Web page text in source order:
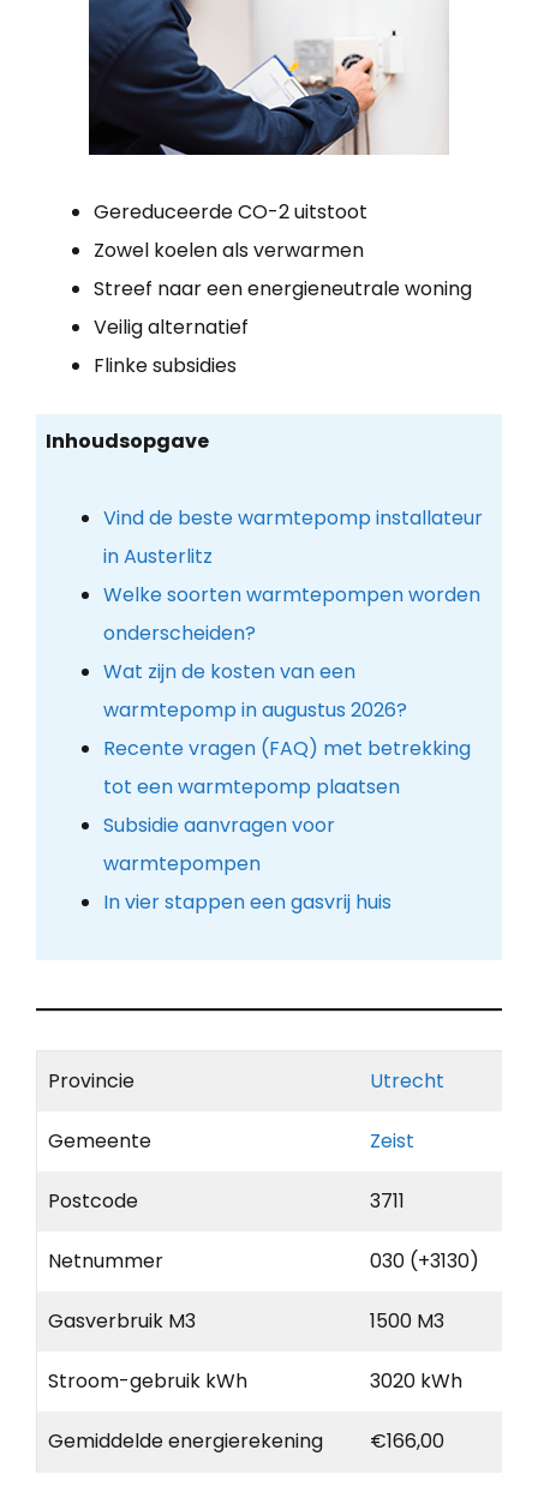
Gereduceerde CO-2 uitstoot
Zowel koelen als verwarmen
Streef naar een energieneutrale woning
Veilig alternatief
Flinke subsidies
Inhoudsopgave
Vind de beste warmtepomp installateur
in Austerlitz
Welke soorten warmtepompen worden
onderscheiden?
Wat zijn de kosten van een
warmtepomp in augustus 2026?
Recente vragen (FAQ) met betrekking
tot een warmtepomp plaatsen
Subsidie aanvragen voor
warmtepompen
In vier stappen een gasvrij huis
Provincie Utrecht
Gemeente Zeist
Postcode 3711
Netnummer 030 (+3130)
Gasverbruik M3 1500 M3
Stroom-gebruik kWh 3020 kWh
Gemiddelde energierekening €166,00